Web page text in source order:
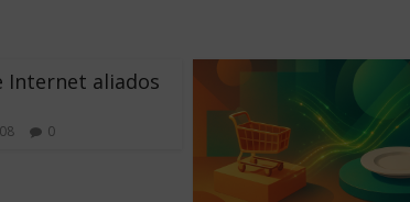
Internet aliados
0